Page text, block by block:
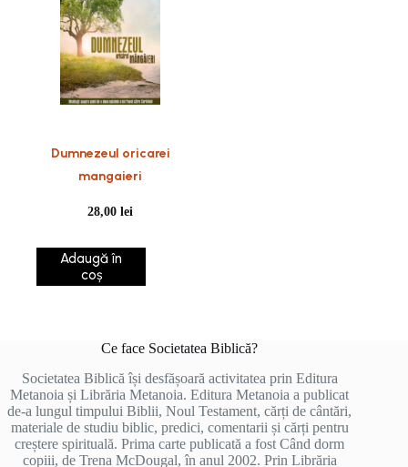
Dumnezeul oricarei
mangaieri
28,00lei
Adaugă în
coș
Ce face Societatea Biblică?
Societatea Biblică își desfășoară activitatea prin Editura
Metanoia și Librăria Metanoia. Editura Metanoia a publicat
de-a lungul timpului Biblii, Noul Testament, cărți de cântări,
materiale de studiu biblic, predici, comentarii și cărți pentru
creștere spirituală. Prima carte publicată a fost Când dorm
copiii, de Trena McDougal, în anul 2002. Prin Librăria